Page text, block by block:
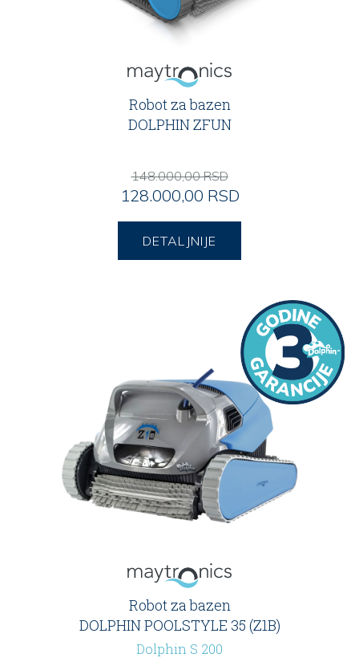
Robot za bazen
DOLPHIN ZFUN
148.000,00 RSD
128.000,00 RSD
DETALJNIJE
Robot za bazen
DOLPHIN POOLSTYLE 35 (Z1B)
Dolphin S 200